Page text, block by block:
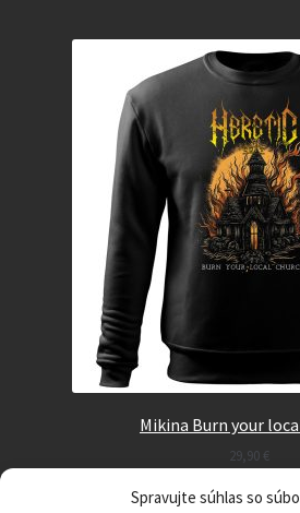
Spravujte súhlas so
Mikina Burn your
29,90 €
Select options